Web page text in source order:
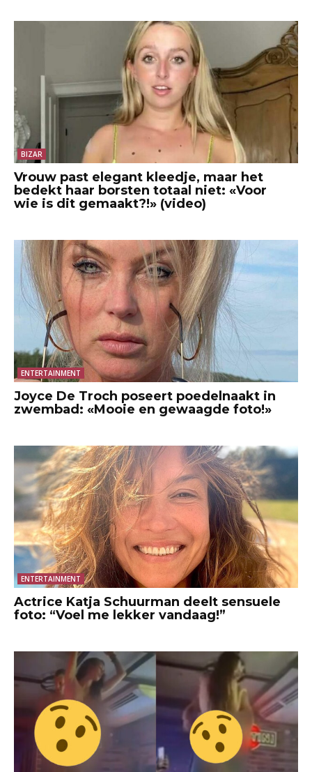
BIZAR
Vrouw past elegant kleedje, maar het
bedekt haar borsten totaal niet: «Voor
wie is dit gemaakt?!» (video)
ENTERTAINMENT
Joyce De Troch poseert poedelnaakt in
zwembad: «Mooie en gewaagde foto!»
ENTERTAINMENT
Actrice Katja Schuurman deelt sensuele
foto: “Voel me lekker vandaag!”